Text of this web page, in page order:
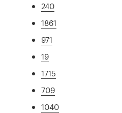
240
1861
971
19
1715
709
1040